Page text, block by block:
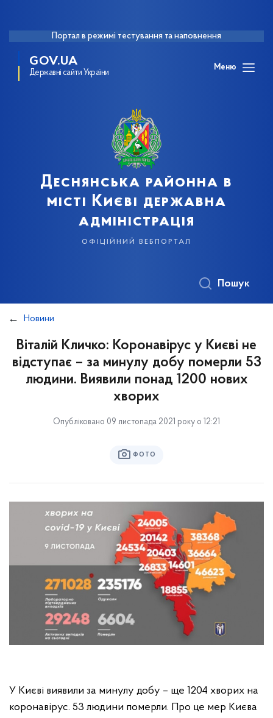
Портал в режимі тестування та наповнення
GOV.UA
Державні сайти України
Меню
Деснянська районна в
місті Києві державна
адміністрація
офіційний вебпортал
Пошук
Новини
Віталій Кличко: Коронавірус у Києві не
відступає – за минулу добу померли 53
людини. Виявили понад 1200 нових
хворих
Опубліковано 09 листопада 2021 року о 12:21
ФОТО
У Києві виявили за минулу добу – ще 1204 хворих на
коронавірус. 53 людини померли. Про це мер Києва